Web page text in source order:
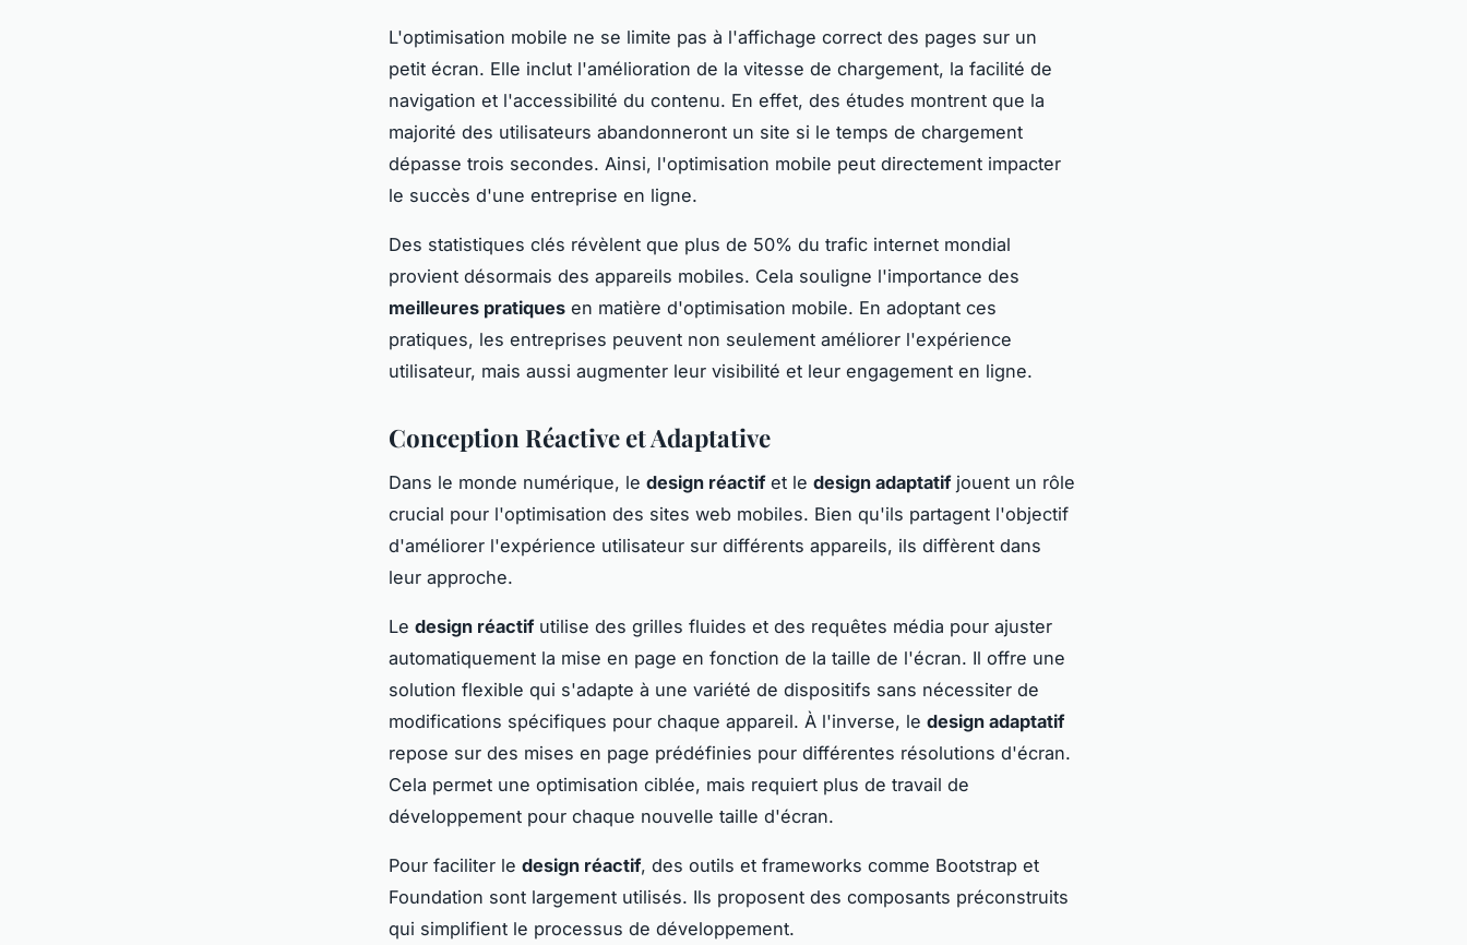
L'optimisation mobile ne se limite pas à l'affichage correct des pages sur un
petit écran. Elle inclut l'amélioration de la vitesse de chargement, la facilité de
navigation et l'accessibilité du contenu. En effet, des études montrent que la
majorité des utilisateurs abandonneront un site si le temps de chargement
dépasse trois secondes. Ainsi, l'optimisation mobile peut directement impacter
le succès d'une entreprise en ligne.
Des statistiques clés révèlent que plus de 50% du trafic internet mondial
provient désormais des appareils mobiles. Cela souligne l'importance des
meilleures pratiques en matière d'optimisation mobile. En adoptant ces
pratiques, les entreprises peuvent non seulement améliorer l'expérience
utilisateur, mais aussi augmenter leur visibilité et leur engagement en ligne.
Conception Réactive et Adaptative
Dans le monde numérique, le design réactifet le design adaptatifjouent un rôle
crucial pour l'optimisation des sites web mobiles. Bien qu'ils partagent l'objectif
d'améliorer l'expérience utilisateur sur différents appareils, ils diffèrent dans
leur approche.
Le design réactifutilise des grilles fluides et des requêtes média pour ajuster
automatiquement la mise en page en fonction de la taille de l'écran. Il offre une
solution flexible qui s'adapte à une variété de dispositifs sans nécessiter de
modifications spécifiques pour chaque appareil. À l'inverse, le design adaptatif
repose sur des mises en page prédéfinies pour différentes résolutions d'écran.
Cela permet une optimisation ciblée, mais requiert plus de travail de
développement pour chaque nouvelle taille d'écran.
Pour faciliter le design réactif, des outils et frameworks comme Bootstrap et
Foundation sont largement utilisés. Ils proposent des composants préconstruits
qui simplifient le processus de développement.